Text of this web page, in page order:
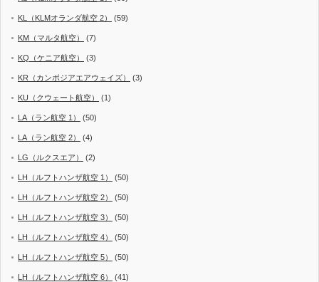
KL（KLMオランダ航空 2） (59)
KM（マルタ航空） (7)
KQ（ケニア航空） (3)
KR（カンボジアエアウェイズ） (3)
KU（クウェート航空） (1)
LA（ラン航空 1） (50)
LA（ラン航空 2） (4)
LG（ルクスエア） (2)
LH（ルフトハンザ航空 1） (50)
LH（ルフトハンザ航空 2） (50)
LH（ルフトハンザ航空 3） (50)
LH（ルフトハンザ航空 4） (50)
LH（ルフトハンザ航空 5） (50)
LH（ルフトハンザ航空 6） (41)